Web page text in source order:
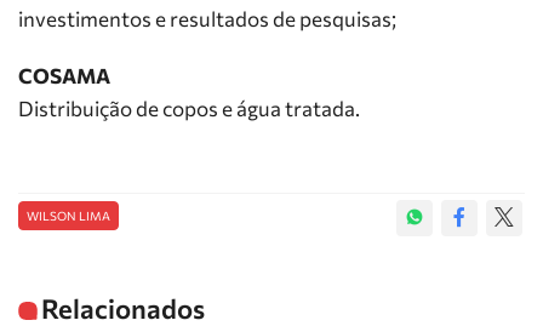
investimentos e resultados de pesquisas;
COSAMA
Distribuição de copos e água tratada.
WILSON LIMA
Relacionados